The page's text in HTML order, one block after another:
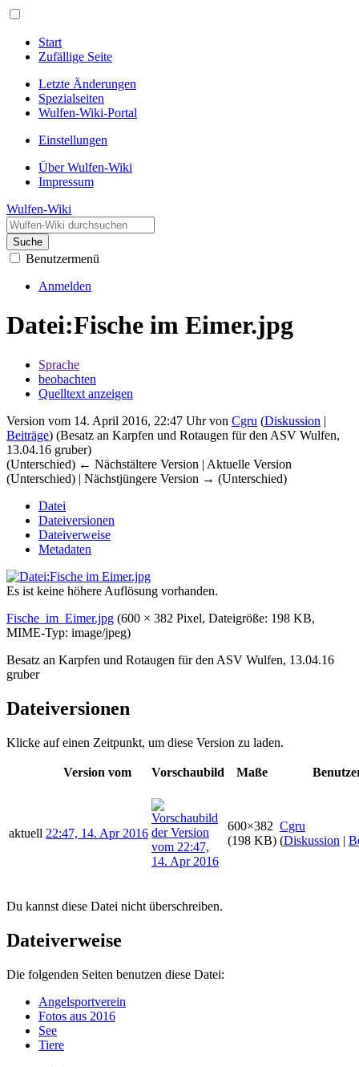
Start
Zufällige Seite
Letzte Änderungen
Spezialseiten
Wulfen-Wiki-Portal
Einstellungen
Über Wulfen-Wiki
Impressum
Wulfen-Wiki
Suche
Benutzermenü
Anmelden
Datei:Fische im Eimer.jpg
Sprache
beobachten
Quelltext anzeigen
Version vom 14. April 2016, 22:47 Uhr von Cgru (Diskussion |
Beiträge) (Besatz an Karpfen und Rotaugen für den ASV Wulfen,
13.04.16 gruber)
(Unterschied) ← Nächstältere Version | Aktuelle Version
(Unterschied) | Nächstjüngere Version → (Unterschied)
Datei
Dateiversionen
Dateiverweise
Metadaten
Es ist keine höhere Auflösung vorhanden.
Fische_im_Eimer.jpg (600 × 382 Pixel, Dateigröße: 198 KB,
MIME-Typ: image/jpeg)
Besatz an Karpfen und Rotaugen für den ASV Wulfen, 13.04.16
gruber
Dateiversionen
Klicke auf einen Zeitpunkt, um diese Version zu laden.
Version vom Vorschaubild Maße
aktuell 22:47, 14. Apr 2016
600×382
(198 KB)
Cgru
(Diskussion |
Du kannst diese Datei nicht überschreiben.
Dateiverweise
Die folgenden Seiten benutzen diese Datei:
Angelsportverein
Fotos aus 2016
See
Tiere